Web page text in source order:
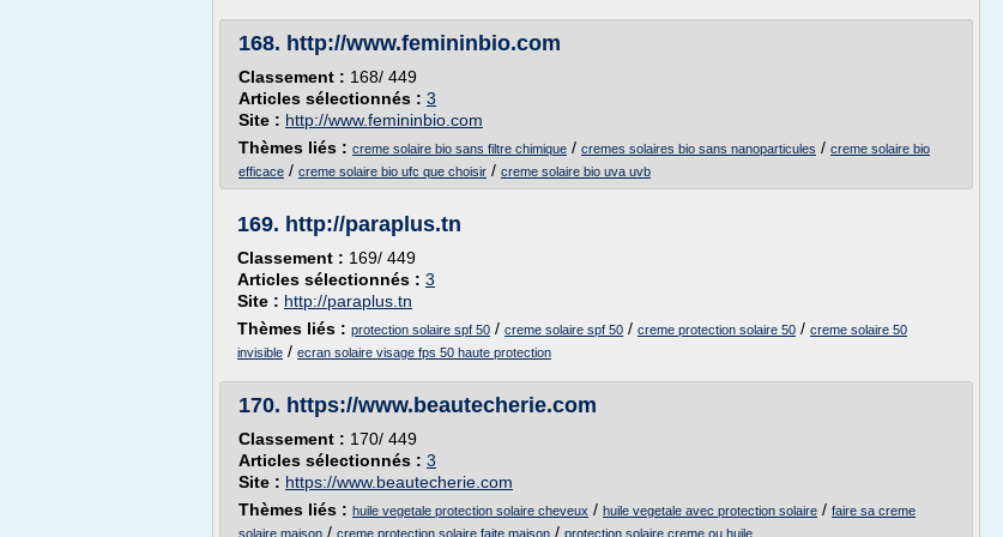
168. http://www.femininbio.com
Classement : 168/ 449
Articles sélectionnés : 3
Site : http://www.femininbio.com
Thèmes liés : creme solaire bio sans filtre chimique / cremes solaires bio sans nanoparticules / creme solaire bio
efficace / creme solaire bio ufc que choisir / creme solaire bio uva uvb
169. http://paraplus.tn
Classement : 169/ 449
Articles sélectionnés : 3
Site : http://paraplus.tn
Thèmes liés : protection solaire spf 50 / creme solaire spf 50 / creme protection solaire 50 / creme solaire 50
invisible / ecran solaire visage fps 50 haute protection
170. https://www.beautecherie.com
Classement : 170/ 449
Articles sélectionnés : 3
Site : https://www.beautecherie.com
Thèmes liés : huile vegetale protection solaire cheveux / huile vegetale avec protection solaire / faire sa creme
solaire maison / creme protection solaire faite maison / protection solaire creme ou huile